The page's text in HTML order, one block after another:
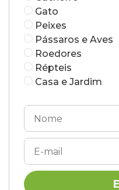
Gato
Peixes
Pássaros e Aves
Roedores
Répteis
Casa e Jardim